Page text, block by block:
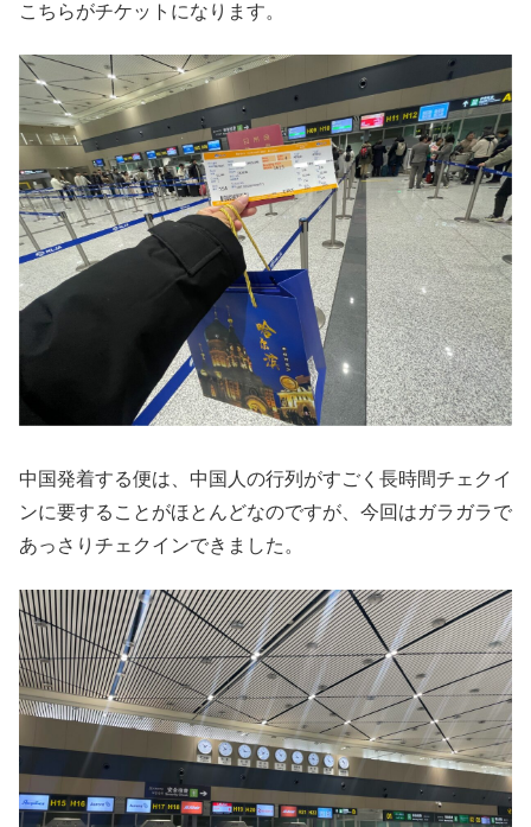
こちらがチケットになります。
中国発着する便は、中国人の行列がすごく長時間チェクイ
ンに要することがほとんどなのですが、今回はガラガラで
あっさりチェクインできました。